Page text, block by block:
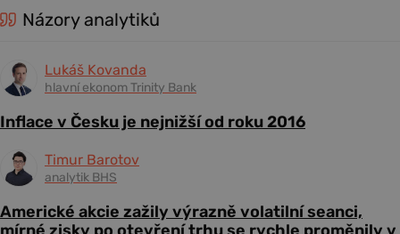
Názory analytiků
Lukáš Kovanda
hlavní ekonom Trinity Bank
Inflace v Česku je nejnižší od roku 2016
Timur Barotov
analytik BHS
Americké akcie zažily výrazně volatilní seanci,